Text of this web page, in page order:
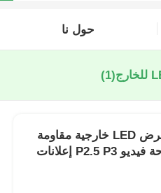
حول نا
(1)
شاشة عرض LED خارجية مقاومة
للماء لوحة فيديو P2.5 P3 إعلانات